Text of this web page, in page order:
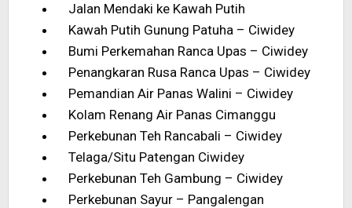
Jalan Mendaki ke Kawah Putih
Kawah Putih Gunung Patuha – Ciwidey
Bumi Perkemahan Ranca Upas – Ciwidey
Penangkaran Rusa Ranca Upas – Ciwidey
Pemandian Air Panas Walini – Ciwidey
Kolam Renang Air Panas Cimanggu
Perkebunan Teh Rancabali – Ciwidey
Telaga/Situ Patengan Ciwidey
Perkebunan Teh Gambung – Ciwidey
Perkebunan Sayur – Pangalengan